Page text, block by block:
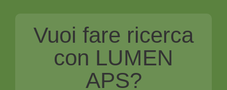
Vuoi fare ricerca
con LUMEN
APS?